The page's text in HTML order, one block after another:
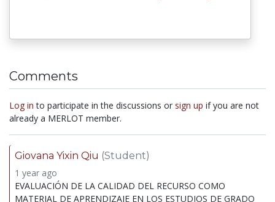
Comments
Log in to participate in the discussions or sign up if you are not
already a MERLOT member.
Giovana Yixin Qiu (Student)
1 year ago
EVALUACIÓN DE LA CALIDAD DEL RECURSO COMO
MATERIAL DE APRENDIZAJE EN LOS ESTUDIOS DE GRADO